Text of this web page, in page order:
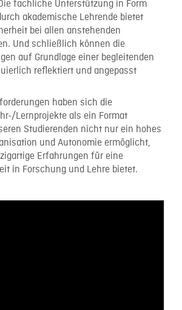
fachliche Unterstützung in Form
akademische Lehrende bietet
bei allen anstehenden
Und schließlich können die
auf Grundlage einer begleitenden
reflektiert und angepasst
haben sich die
Lernprojekte als ein Format
Studierenden nicht nur ein hohes
und Autonomie ermöglicht,
Erfahrungen für eine
in Forschung und Lehre bietet.